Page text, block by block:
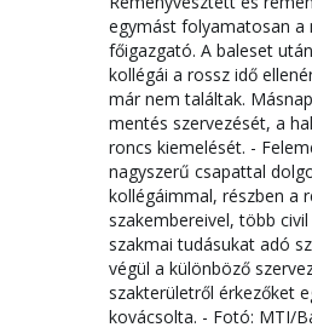
egymást folyamatosan
főigazgató. A baleset
kollégái a rossz idő
már nem találtak.
mentés szervezését, a
roncs kiemelését. -
nagyszerű csapattal
kollégáimmal, részben a
szakembereivel, több
szakmai tudásukat adó
végül a különböző
szakterületről érkezőket
kovácsolta. - Fotó: MTI/